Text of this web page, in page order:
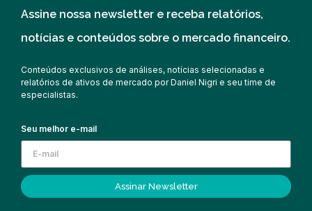
Assine nossa newsletter e receba relatórios,
notícias e conteúdos sobre o mercado financeiro.
Conteúdos exclusivos de análises, notícias selecionadas e
relatórios de ativos de mercado por Daniel Nigri e seu time de
especialistas.
Seu melhor e-mail
Assinar Newsletter